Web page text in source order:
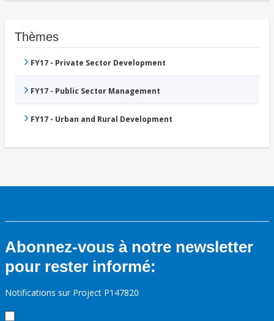
Thèmes
FY17 - Private Sector Development
FY17 - Public Sector Management
FY17 - Urban and Rural Development
Abonnez-vous à notre newsletter
pour rester informé:
Notifications sur Project P147820